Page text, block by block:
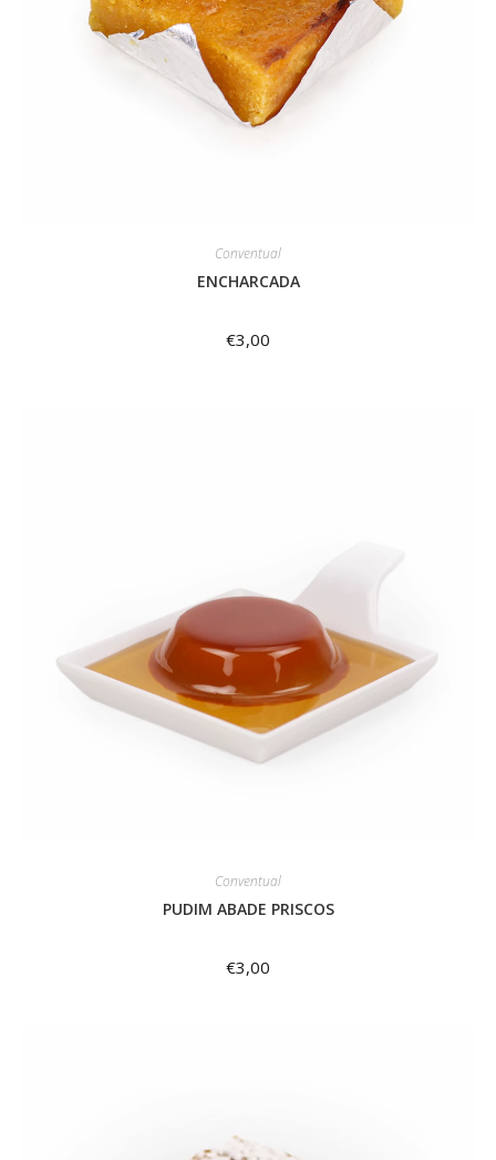
Conventual
ENCHARCADA
€3,00
Conventual
PUDIM ABADE PRISCOS
€3,00